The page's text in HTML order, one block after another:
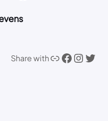
Share withLink Facebook Instagram Twitter